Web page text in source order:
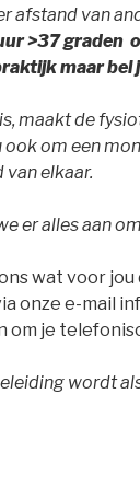
afstand van
>37 graden
maar
maakt de
ook om een
elkaar.
er alles aan
wat voor
onze e-mail
om je
wordt